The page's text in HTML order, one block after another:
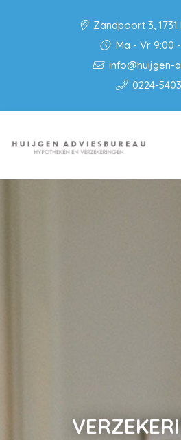
Zandpoort 3, 1731
Ma - Vr 9:00
info@huijgen-
0224-